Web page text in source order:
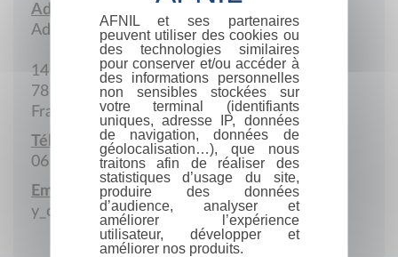
Adresse :
Adresse postale
14 Rue des Elfes
78180 Montigny-le-Bretonneux
France
Téléphone portable :
06 50 22 52 04
Email :
y_ossomba@hotmail.com
AFNIL et ses partenaires
peuvent utiliser des cookies ou
des technologies similaires
pour conserver et/ou accéder à
des informations personnelles
non sensibles stockées sur
votre terminal (identifiants
uniques, adresse IP, données
de navigation, données de
géolocalisation…), que nous
traitons afin de réaliser des
statistiques d’usage du site,
produire des données
d’audience, analyser et
améliorer l’expérience
utilisateur, développer et
améliorer nos produits.